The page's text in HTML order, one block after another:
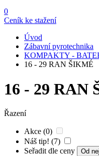
0
Ceník ke stažení
Úvod
Zábavní pyrotechnika
KOMPAKTY -
16 - 29 RAN ŠIKMÉ
16 - 29 RAN
Řazení
Akce (0)
Náš tip! (7)
Seřadit dle ceny
Od